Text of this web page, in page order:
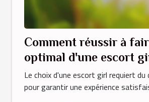
Comment réussir à
optimal d'une escort
Le choix d'une escort girl requiert du
pour garantir une expérience